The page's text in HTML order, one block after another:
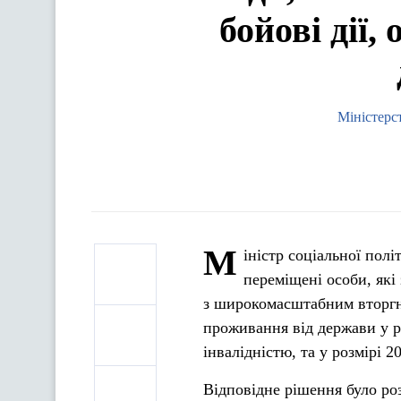
бойові
М іністр соціальної
переміщені особи,
з широкомасштабним
проживання від держави у
інвалідністю, та у розмірі
Відповідне рішення було